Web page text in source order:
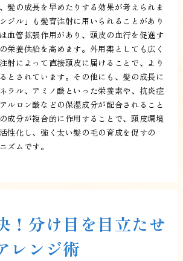
髪の成長を早めたりする効果が考えられま
ジル」も髪育注射に用いられることがあり
血管拡張作用があり、頭皮の血行を促進す
栄養供給を高めます。外用薬としても広く
射によって直接頭皮に届けることで、より
とされています。その他にも、髪の成長に
ラル、アミノ酸といった栄養素や、抗炎症
ルロン酸などの保湿成分が配合されること
成分が複合的に作用することで、頭皮環境
性化し、強く太い髪の毛の育成を促すの
ズムです。
！分け目を目立たせ
レンジ術